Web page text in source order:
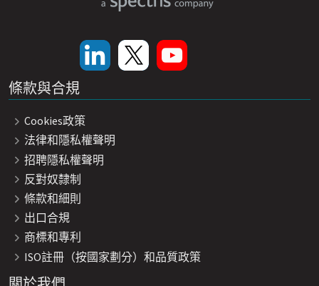
條款與合規
Cookies政策
法律和隱私權聲明
招聘隱私權聲明
反對奴隸制
條款和細則
出口合規
商標和專利
ISO註冊（按國家劃分）和品質政策